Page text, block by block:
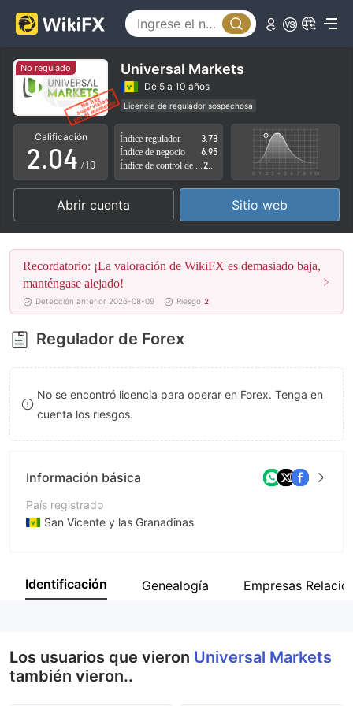
No regulado Universal Markets
De 5 a 10 años
Licencia de regulador sospechosa
Zona de negocio sospechoso
Riesgo potencial alto
Calificación
0
1
2
3
4
5
6
7
8
9
.0
1
2
3
4
5
6
7
8
9
0
1
2
3
4
5
6
7
8
9
/10
Índice regulador
3.73
Índice de negocio
6.95
Abrir cuenta Sitio web
Recordatorio: ¡La valoración de WikiFX es demasiado baja,
manténgase alejado!
Detección anterior 2026-08-09 Riesgo 2
Regulador de Forex
No se encontró licencia para operar en Forex. Tenga en
cuenta los riesgos.
Información básica
País registrado
San Vicente y las Granadinas
Empresa
Identificación Genealogía Empresas
Los usuarios que vieron Universal Markets
también vieron..